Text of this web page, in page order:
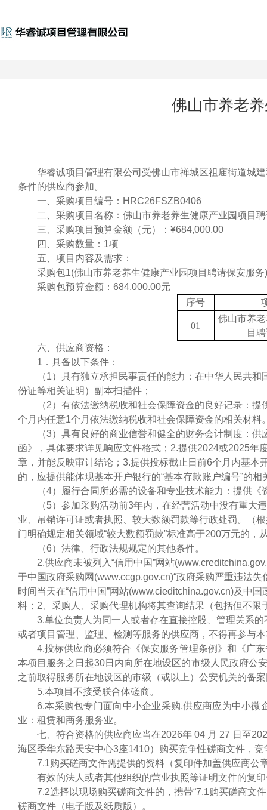
佛山市养老
华睿诚项目管理有限公司受佛山市禅城区祖庙街道城
条件的供应商参加。
一、 采购项目编号： HRC26FSZB0406
二、采购项目名称： 佛山市养老养生健康产业园项目
三、采购项目预算金额（元）： ¥684,000.00
四、采购数量： 1项
五、项目内容及需求：
采购包1(佛山市养老养生健康产业园项目聘请保安服务
采购包预算金额： 684,000.00元
序号
01
佛山市养
目
六、供应商资格：
1．具备以下条件：
（1）具有独立承担民事责任的能力：在中华人民共
份证等相关证明）副本扫描件；
（2）有依法缴纳税收和社会保障资金的良好记录：
个月内任意1个月依法缴纳税收和社会保障资金的相关材
（3）具有良好的商业信誉和健全的财务会计制度：
函》，具体要求详见响应文件格式；2.提供2024或2025年
章，并能反映审计结论； 3.提供投标截止日前6个月内基本
的，应提供能体现基本开户银行的“基本存款账户编号”的相
（4）履行合同所必需的设备和专业技术能力：提供《
（5）参加采购活动前3年内，在经营活动中没有重大
业、吊销许可证或者执照、较大数额罚款等行政处罚。（
门明确规定相关领域“较大数额罚款”标准高于200万元的，
（6）法律、行政法规规定的其他条件。
2.供应商未被列入“信用中国”网站
于中国政府采购网(www.ccgp.gov.cn)“政府采购严重违法
时间当天在“信用中国”网站(www.cieditchina.gov.cn)及中
料；2、采购人、采购代理机构将其查询结果（包括但不
3.单位负责人为同一人或者存在直接控股、管理关系
或者项目管理、监理、检测等服务的供应商，不得再参与
4.投标供应商必须符合《保安服务管理条例》和《广
本项目服务之日起30日内向所在地设区的市级人民政府公
之前取得服务所在地设区的市级（或以上）公安机关的备
5.本项目不接受联合体磋商。
6.本采购包专门面向中小企业采购,供应商应为中小
业：租赁和商务服务业。
七 、符合资格的供应商应当在2026年 04 月 27 日至202
海区季华东路天安中心3座1410）购买竞争性磋商文件，
7.1购买磋商文件需提供的资料（复印件加盖供应商公
有效的法人或者其他组织的营业执照等证明文件的复
7.2选择以现场购买磋商文件的，携带“7.1购买磋商文
磋商文件（电子版及纸质版）。